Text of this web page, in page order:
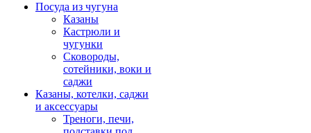
Посуда из чугуна
Казаны
Кастрюли и
чугунки
Сковороды,
сотейники, воки и
саджи
Казаны, котелки, саджи
и аксессуары
Треноги, печи,